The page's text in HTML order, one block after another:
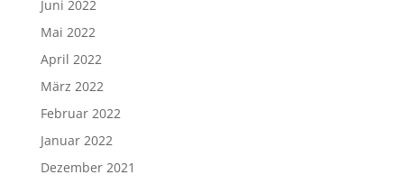
Juni 2022
Mai 2022
April 2022
März 2022
Februar 2022
Januar 2022
Dezember 2021